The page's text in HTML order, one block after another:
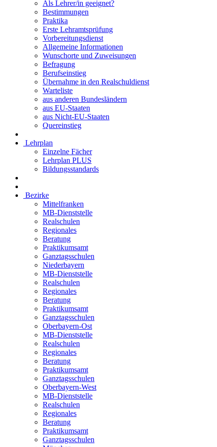
Als Lehrer/in geeignet?
Bestimmungen
Praktika
Erste Lehramtsprüfung
Vorbereitungsdienst
Allgemeine Informationen
Wunschorte und Zuweisungen
Befragung
Berufseinstieg
Übernahme in den Realschuldienst
Warteliste
aus anderen Bundesländern
aus EU-Staaten
aus Nicht-EU-Staaten
Quereinstieg
Lehrplan
Einzelne Fächer
Lehrplan PLUS
Bildungsstandards
Bezirke
Mittelfranken
MB-Dienststelle
Realschulen
Regionales
Beratung
Praktikumsamt
Ganztagsschulen
Niederbayern
MB-Dienststelle
Realschulen
Regionales
Beratung
Praktikumsamt
Ganztagsschulen
Oberbayern-Ost
MB-Dienststelle
Realschulen
Regionales
Beratung
Praktikumsamt
Ganztagsschulen
Oberbayern-West
MB-Dienststelle
Realschulen
Regionales
Beratung
Praktikumsamt
Ganztagsschulen